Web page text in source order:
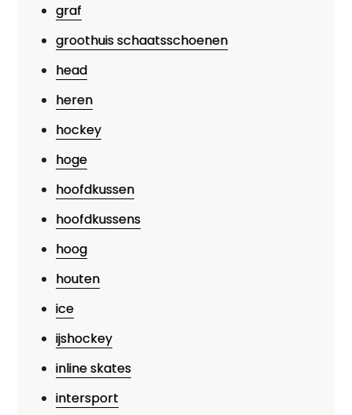
graf
groothuis schaatsschoenen
head
heren
hockey
hoge
hoofdkussen
hoofdkussens
hoog
houten
ice
ijshockey
inline skates
intersport